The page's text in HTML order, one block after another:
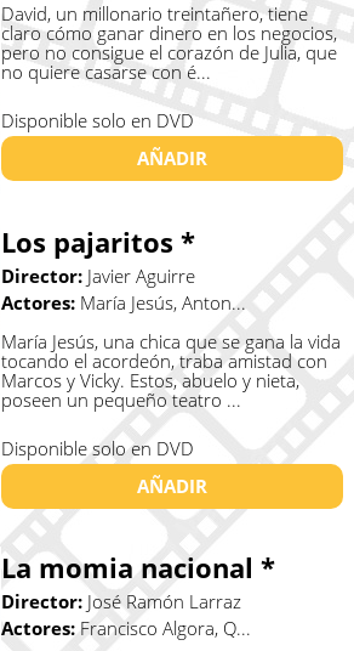
David, un millonario treintañero, tiene
claro cómo ganar dinero en los negocios,
pero no consigue el corazón de Julia, que
no quiere casarse con é...
Disponible solo en DVD
AÑADIR
Los pajaritos *
Director: Javier Aguirre
Actores: María Jesús, Anton...
María Jesús, una chica que se gana la vida
tocando el acordeón, traba amistad con
Marcos y Vicky. Estos, abuelo y nieta,
poseen un pequeño teatro ...
Disponible solo en DVD
AÑADIR
La momia nacional *
Director: José Ramón Larraz
Actores: Francisco Algora, Q...